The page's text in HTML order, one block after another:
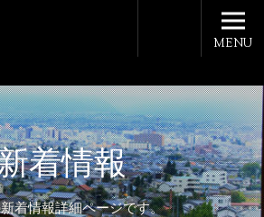
着情報
着情報詳細ページです。
MENU